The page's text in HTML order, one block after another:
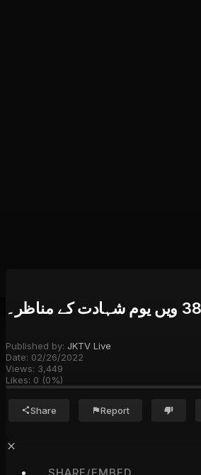
Published by: JKTV Live
Date: 02/26/2022
Views: 3,449
Likes: 0 (0%)
Share Report
SHARE/EMBED